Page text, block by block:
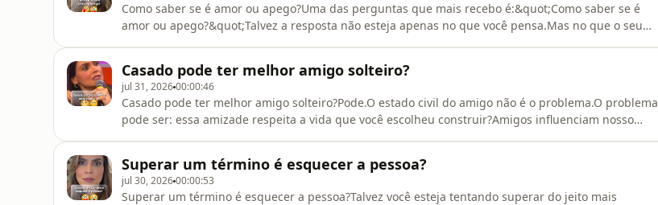
Como saber se é amor ou apego?Uma das perguntas que mais recebo é:&quot;Como saber se é
amor ou apego?&quot;Talvez a resposta não esteja apenas no que você pensa.Mas no que o seu
abandono.Pensa em tudo que pode dar er
Casado pode ter melhor amigo solteiro?
jul 31, 202600:00:46
Casado pode ter melhor amigo solteiro?Pode.O estado civil do amigo não é o problema.O problema
pode ser: essa amizade respeita a vida que você escolheu construir?Amigos influenciam nosso
entrar repetidamente em ambientes ond
Superar um término é esquecer a pessoa?
jul 30, 202600:00:53
Superar um término é esquecer a pessoa?Talvez você esteja tentando superar do jeito mais